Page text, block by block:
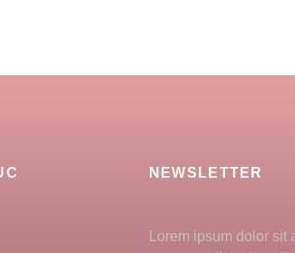
NEWSLETTER
Lorem ipsum dolor sit